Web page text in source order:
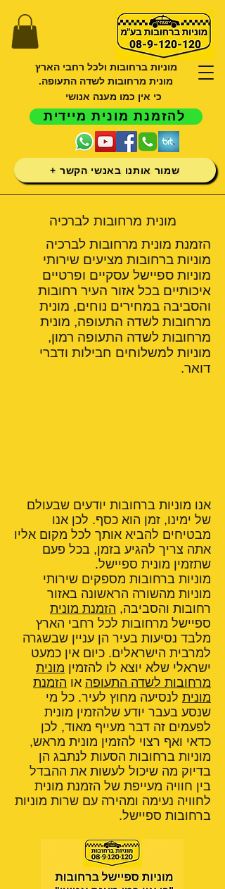
מוניות ברחובות ולכל רחבי הארץ
מונית מרחובות לשדה התעופה.
כי אין כמו מענה אנושי
להזמנת מונית מיידית
שמור אותנו באנשי הקשר +
מונית מרחובות לברכיה
הזמנת מונית מרחובות לברכיה
מוניות ברחובות מציעים שירותי
מוניות ספיישל עסקיים ופרטיים
איכותיים בכל אזור העיר רחובות
והסביבה במחירים נוחים, מונית
מרחובות לשדה התעופה, מונית
מרחובות לשדה התעופה רמון,
מוניות למשלוחים חבילות ודברי
דואר.
אנו מוניות ברחובות יודעים שבעולם
של ימינו, זמן הוא כסף. לכן אנו
מבטיחים להביא אותך לכל מקום אליו
אתה צריך להגיע בזמן, בכל פעם
שתזמין מונית ספיישל.
מוניות ברחובות מספקים שירותי
מוניות מהשורה הראשונה באזור
רחובות והסביבה, הזמנת מונית
ספיישל מרחובות לכל רחבי הארץ
מלבד נסיעות בעיר הן עניין שבשגרה
למרבית הישראלים. כיום אין כמעט
ישראלי שלא יוצא לו להזמין מונית
מרחובות לשדה התעופה או הזמנת
מונית לנסיעה מחוץ לעיר. כל מי
שנסע בעבר יודע שלהזמין מונית
לפעמים זה דבר מעייף מאוד, לכן
כדאי ואף רצוי להזמין מונית מראש,
מוניות ברחובות הסעות לנתבג הן
בדיוק מה שיכול לעשות את ההבדל
בין חוויה מעייפת של הזמנת מונית
לחוויה נעימה ומהירה עם שרות מוניות
ברחובות ספיישל.